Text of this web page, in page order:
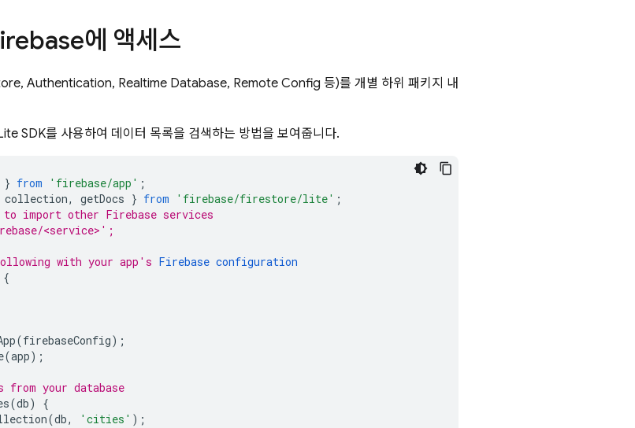
에 액세스
, Authentication, Realtime Database, Remote Config 등)를 개별 하위 패키지 내
SDK를 사용하여 데이터 목록을 검색하는 방법을 보여줍니다.
} from 'firebase/app' ;
collection, getDocs } from 'firebase/firestore/lite' ;
import other Firebase services
<service>';
with your app's Firebase configuration
{
(firebaseConfig);
(app);
your database
(db)
{
(db, 'cities' );